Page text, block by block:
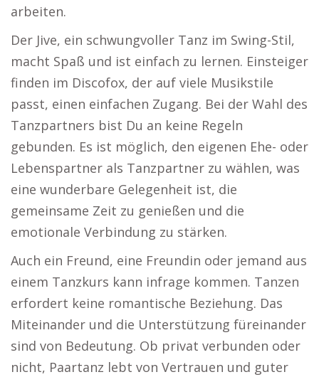
arbeiten.
Der Jive, ein schwungvoller Tanz im Swing-Stil,
macht Spaß und ist einfach zu lernen. Einsteiger
finden im Discofox, der auf viele Musikstile
passt, einen einfachen Zugang. Bei der Wahl des
Tanzpartners bist Du an keine Regeln
gebunden. Es ist möglich, den eigenen Ehe- oder
Lebenspartner als Tanzpartner zu wählen, was
eine wunderbare Gelegenheit ist, die
gemeinsame Zeit zu genießen und die
emotionale Verbindung zu stärken.
Auch ein Freund, eine Freundin oder jemand aus
einem Tanzkurs kann infrage kommen. Tanzen
erfordert keine romantische Beziehung. Das
Miteinander und die Unterstützung füreinander
sind von Bedeutung. Ob privat verbunden oder
nicht, Paartanz lebt von Vertrauen und guter